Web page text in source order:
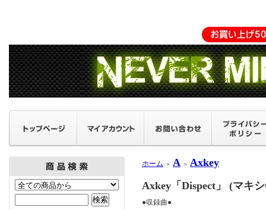
ホーム ＞ A ＞ Axkey
Axkey「Dispect」 (マ
●収録曲●